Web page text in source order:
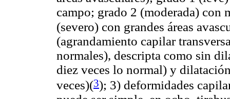
campo; grado 2 (moderada) con
(severo) con grandes áreas
(agrandamiento capilar
normales), descripta como sin
diez veces lo normal) y
veces)(3); 3) deformidades